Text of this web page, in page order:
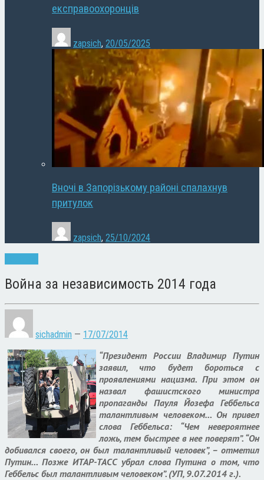
експравоохоронців
zapsich, 20/05/2025
Вночі в Запорізькому районі спалахнув
притулок
zapsich, 25/10/2024
Война за независимость 2014 года
sichadmin — 17/07/2014
“Президент России Владимир Путин
заявил, что будет бороться с
проявлениями нацизма. При этом он
назвал фашистского министра
пропаганды Пауля Йозефа Геббельса
талантливым человеком… Он привел
слова Геббельса: “Чем невероятнее
ложь, тем быстрее в нее поверят”. “Он
добивался своего, он был талантливый человек”, – отметил
Путин… Позже ИТАР-ТАСС убрал слова Путина о том, что
Геббельс был талантливым человеком”. (УП, 9.07.2014 г.).